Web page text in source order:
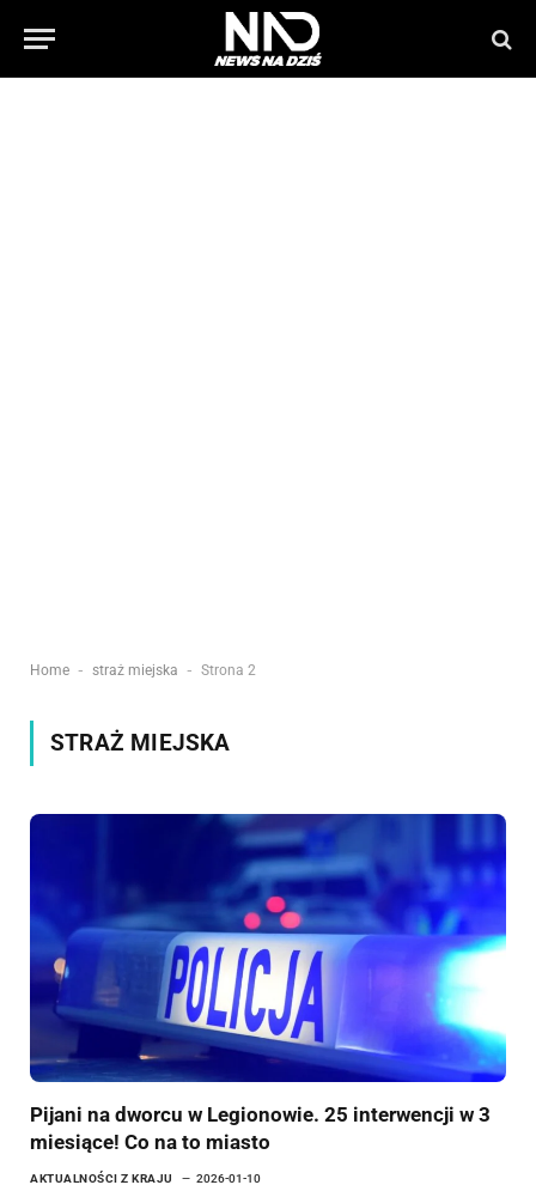
Home - straż miejska - Strona 2
STRAŻ MIEJSKA
Pijani na dworcu w Legionowie. 25 interwencji w 3
miesiące! Co na to miasto
AKTUALNOŚCI Z KRAJU 2026-01-10